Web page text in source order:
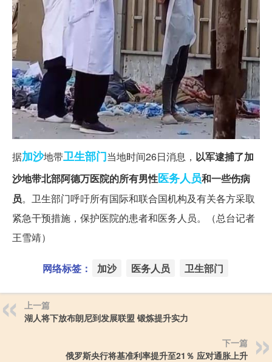
据加沙地带卫生部门当地时间26日消息， 以军逮捕了加
沙地带北部阿德万医院的所有男性医务人员和一些伤病
员。卫生部门呼吁所有国际和联合国机构及有关各方采取
紧急干预措施，保护医院的患者和医务人员。（总台记者
王雪靖）
网络标签： 加沙 医务人员 卫生部门
上一篇
湖人将下放布朗尼到发展联盟 锻炼提升实力
下一篇
俄罗斯央行将基准利率提升至21％ 应对通胀上升